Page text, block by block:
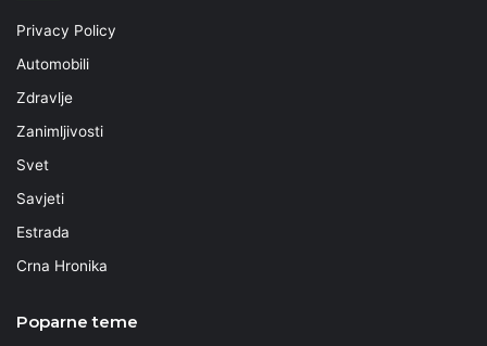
Privacy Policy
Automobili
Zdravlje
Zanimljivosti
Svet
Savjeti
Estrada
Crna Hronika
Poparne teme